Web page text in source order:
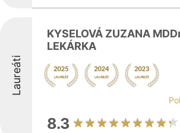
Laureáti
KYSELOVÁ ZUZANA
LEKÁRKA
8.3